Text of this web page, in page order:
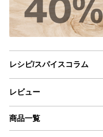
レシピ/スパイスコラム
レビュー
商品一覧